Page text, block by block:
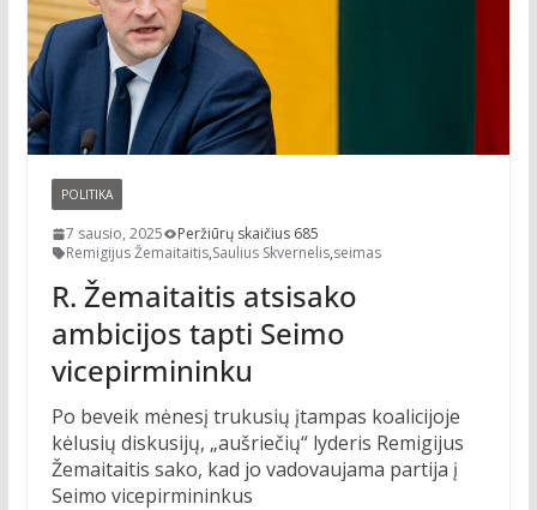
POLITIKA
7 sausio, 2025
Peržiūrų skaičius 685
Remigijus Žemaitaitis,Saulius Skvernelis,seimas
R. Žemaitaitis atsisako
ambicijos tapti Seimo
vicepirmininku
Po beveik mėnesį trukusių įtampas koalicijoje
kėlusių diskusijų, „aušriečių“ lyderis Remigijus
Žemaitaitis sako, kad jo vadovaujama partija į
Seimo vicepirmininkus